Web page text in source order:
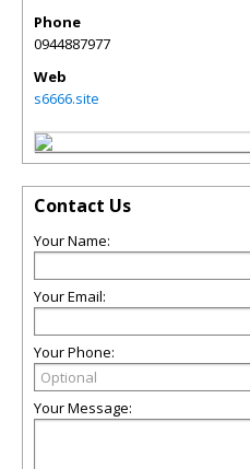
Phone
0944887977
Web
s6666.site
Contact Us
Your Name:
Your Email:
Your Phone:
Your Message: